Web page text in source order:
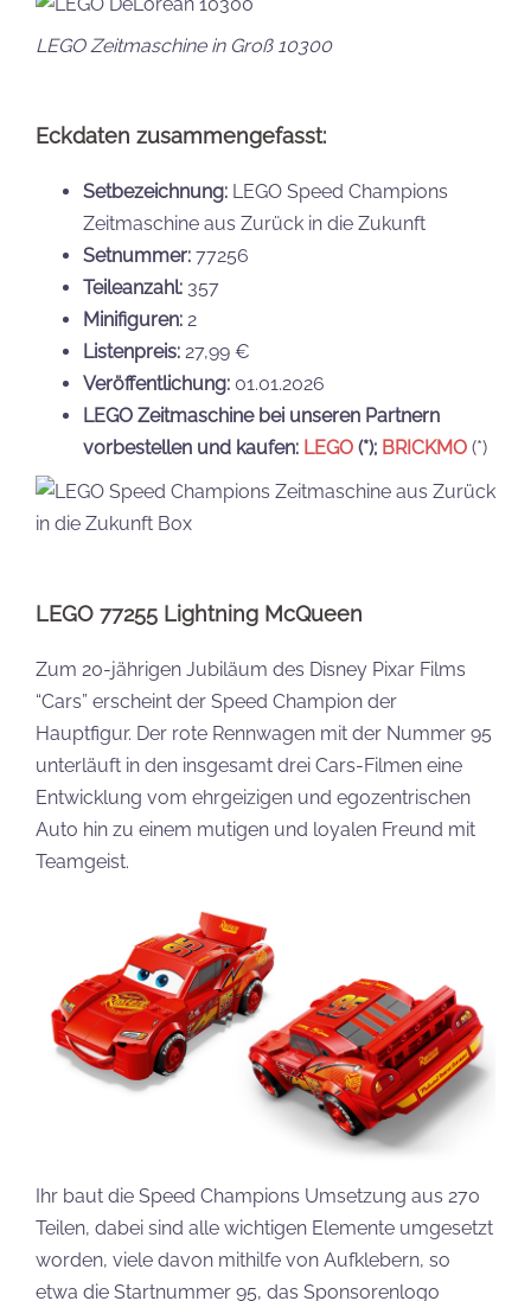
LEGO Zeitmaschine in Groß 10300
Eckdaten zusammengefasst:
Setbezeichnung: LEGO Speed Champions
Zeitmaschine aus Zurück in die Zukunft
Setnummer: 77256
Teileanzahl: 357
Minifiguren: 2
Listenpreis: 27,99 €
Veröffentlichung: 01.01.2026
LEGO Zeitmaschine bei unseren Partnern
vorbestellen und kaufen: LEGO (*); BRICKMO (*)
LEGO 77255 Lightning McQueen
Zum 20-jährigen Jubiläum des Disney Pixar Films
“Cars” erscheint der Speed Champion der
Hauptfigur. Der rote Rennwagen mit der Nummer 95
unterläuft in den insgesamt drei Cars-Filmen eine
Entwicklung vom ehrgeizigen und egozentrischen
Auto hin zu einem mutigen und loyalen Freund mit
Teamgeist.
Ihr baut die Speed Champions Umsetzung aus 270
Teilen, dabei sind alle wichtigen Elemente umgesetzt
worden, viele davon mithilfe von Aufklebern, so
etwa die Startnummer 95, das Sponsorenlogo